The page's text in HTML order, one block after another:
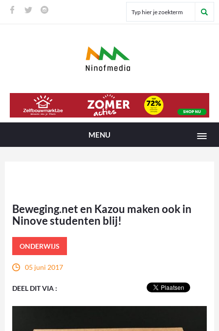
MENU
Beweging.net en Kazou maken ook in
Ninove studenten blij!
ONDERWIJS
05 juni 2017
DEEL DIT VIA :